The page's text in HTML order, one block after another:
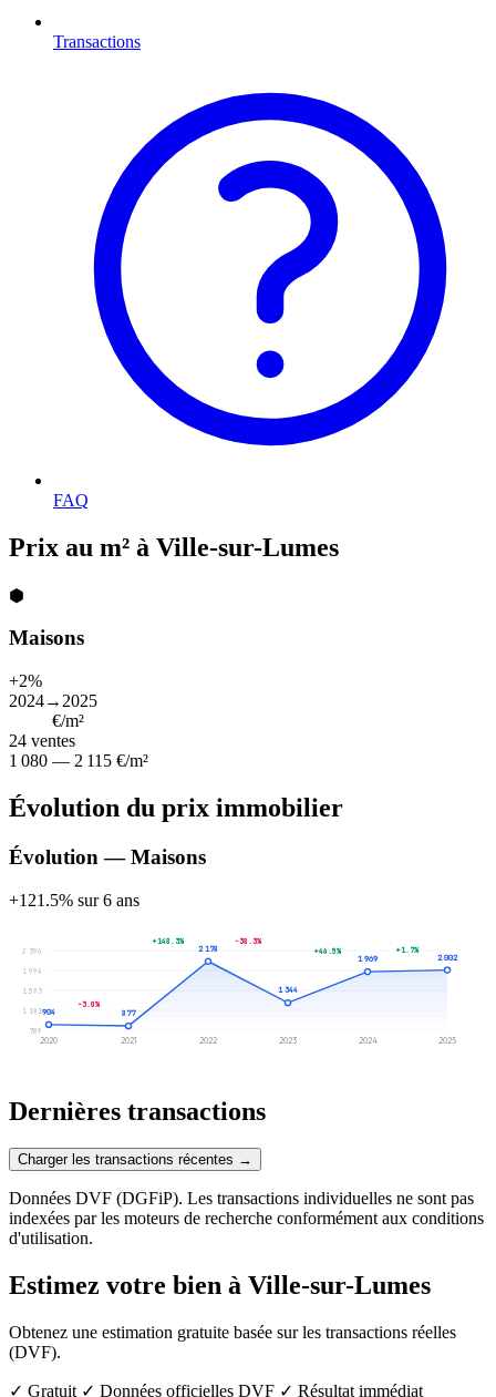
Transactions
FAQ
Prix au m² à Ville-sur-Lumes
⬢
Maisons
+2%
2024→2025
€/m²
24 ventes
1 080 — 2 115 €/m²
Évolution du prix immobilier
Évolution — Maisons
+121.5% sur 6 ans
789
1 191
1 593
1 994
2 396
904
2020
877
2021
2 178
2022
1 344
2023
1 969
2024
2 002
2025
-3.0%
+148.3%
-38.3%
+46.5%
+1.7%
Dernières transactions
Charger les transactions récentes →
Données DVF (DGFiP). Les transactions individuelles ne sont pas
indexées par les moteurs de recherche conformément aux conditions
d'utilisation.
Estimez votre bien à Ville-sur-Lumes
Obtenez une estimation gratuite basée sur les transactions réelles
(DVF).
✓ Gratuit ✓ Données officielles DVF ✓ Résultat immédiat